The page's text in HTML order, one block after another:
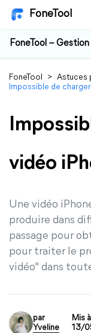
FoneTool
FoneTool –
FoneTool > Astuces
Impossible de
vidéo
Une vidéo
produire dans
passage pour
pour traiter le
vidéo" dans
par
Yveline
Mis
13/